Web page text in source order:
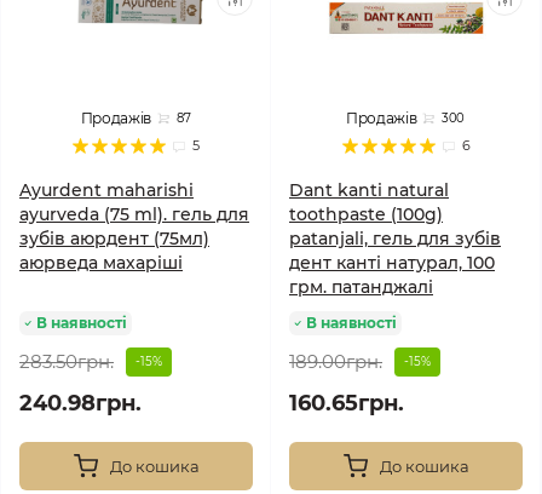
5
Продажів 87
Ayurdent maharishi
ayurveda (75 ml). гель для
зубів аюрдент (75мл)
аюрведа махаріші
В наявності
283.50грн. -15%
240.98грн.
До кошика
6
Продажів 300
Dant kanti natural
toothpaste (100g)
patanjali, гель для зубів
дент канті натурал, 100
грм. патанджалі
В наявності
189.00грн. -15%
160.65грн.
До кошика